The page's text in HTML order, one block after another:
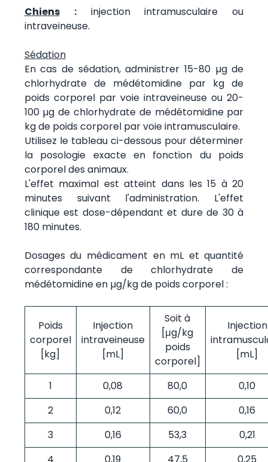
Chiens
:injection intramusculaire ou
intraveineuse.
Sédation
En cas de sédation, administrer 15-80 µg de
chlorhydrate de médétomidine par kg de
poids corporel par voie intraveineuse ou 20-
100 µg de chlorhydrate de médétomidine par
kg de poids corporel par voie intramusculaire.
Utilisez le tableau ci-dessous pour déterminer
la posologie exacte en fonction du poids
corporel des animaux.
L'effet maximal est atteint dans les 15 à 20
minutes suivant l'administration. L'effet
clinique est dose-dépendant et dure de 30 à
180 minutes.
Dosages du médicament en mL et quantité
correspondante de chlorhydrate de
médétomidine en µg/kg de poids corporel :
Poids
corporel
[kg]
Injection
intraveineuse
[mL]
Soit à
[μg/kg
poids
corporel]
Injection
[mL]
1 0,08 80,0
0,10
2
0,12 60,0
0,16
3
0,16 53,3
0,21
4
0,19 47,5 0,25